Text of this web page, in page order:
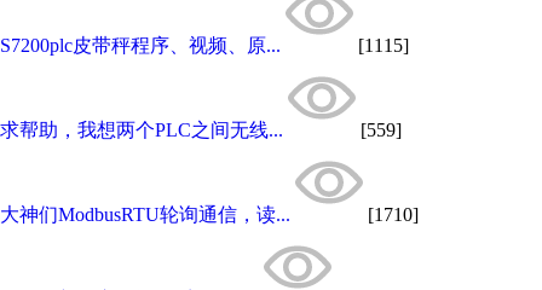
S7200plc皮带秤程序、视频、原... [1115]
求帮助，我想两个PLC之间无线... [559]
大神们ModbusRTU轮询通信，读... [1710]